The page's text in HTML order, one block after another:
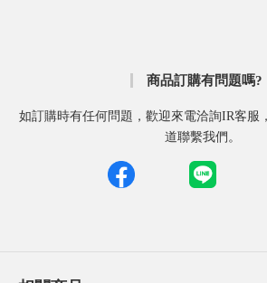
商品訂購有問題嗎?
如訂購時有任何問題，歡迎來電洽詢IR客服
道聯繫我們。